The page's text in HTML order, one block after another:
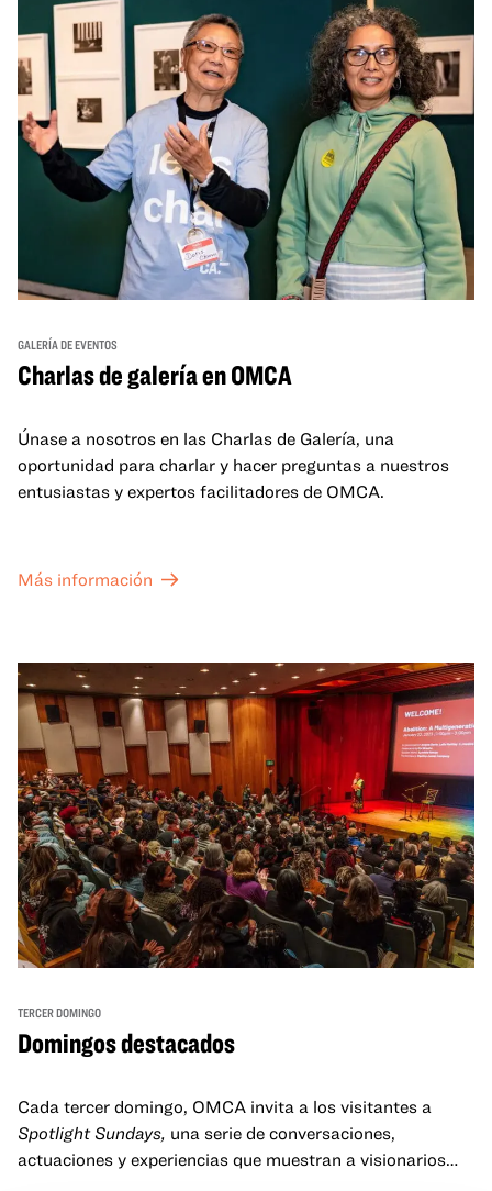
GALERÍA DE EVENTOS
Charlas de galería en OMCA
Únase a nosotros en las Charlas de Galería, una
oportunidad para charlar y hacer preguntas a nuestros
entusiastas y expertos facilitadores de OMCA.
Más información
TERCER DOMINGO
Domingos destacados
Cada tercer domingo, OMCA invita a los visitantes a
Spotlight Sundays, una serie de conversaciones,
actuaciones y experiencias que muestran a visionarios